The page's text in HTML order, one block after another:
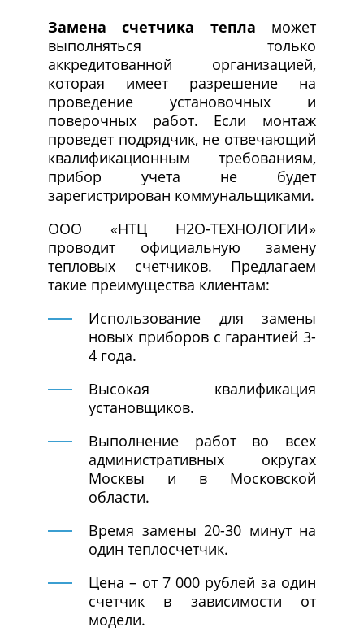
Замена счетчика тепла может
выполняться только
аккредитованной организацией,
которая имеет разрешение на
проведение установочных и
поверочных работ. Если монтаж
проведет подрядчик, не отвечающий
квалификационным требованиям,
прибор учета не будет
зарегистрирован коммунальщиками.
ООО «НТЦ Н2О-ТЕХНОЛОГИИ»
проводит официальную замену
тепловых счетчиков. Предлагаем
такие преимущества клиентам:
Использование для замены
новых приборов с гарантией 3-
4 года.
Высокая квалификация
установщиков.
Выполнение работ во всех
административных округах
Москвы и в Московской
области.
Время замены 20-30 минут на
один теплосчетчик.
Цена – от 7 000 рублей за один
счетчик в зависимости от
модели.